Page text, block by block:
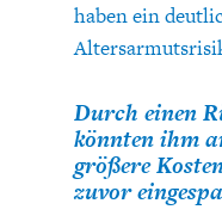
haben ein
Durch einen
könnten ihm
größere
zuvor